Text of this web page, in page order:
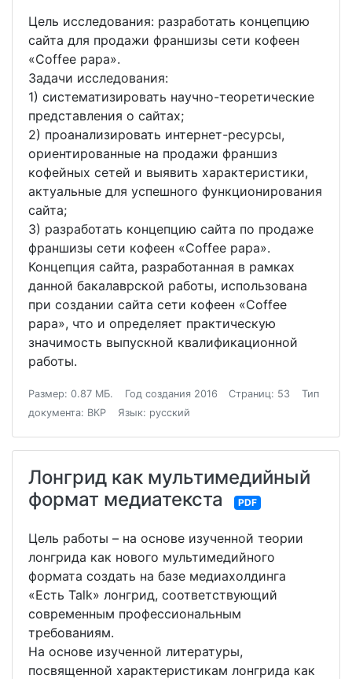
Цель исследования: разработать концепцию
сайта для продажи франшизы сети кофеен
«Coffee papa».
Задачи исследования:
1) систематизировать научно-теоретические
представления о сайтах;
2) проанализировать интернет-ресурсы,
ориентированные на продажи франшиз
кофейных сетей и выявить характеристики,
актуальные для успешного функционирования
сайта;
3) разработать концепцию сайта по продаже
франшизы сети кофеен «Coffee papa».
Концепция сайта, разработанная в рамках
данной бакалаврской работы, использована
при создании сайта сети кофеен «Coffee
papa», что и определяет практическую
значимость выпускной квалификационной
работы.
Размер: 0.87 МБ. Год создания 2016 Страниц: 53
Тип
документа: ВКР
Язык: русский
Лонгрид как мультимедийный
формат медиатекста
PDF
Цель работы – на основе изученной теории
лонгрида как нового мультимедийного
формата создать на базе медиахолдинга
«Есть Talk» лонгрид, соответствующий
современным профессиональным
требованиям.
На основе изученной литературы,
посвященной характеристикам лонгрида как